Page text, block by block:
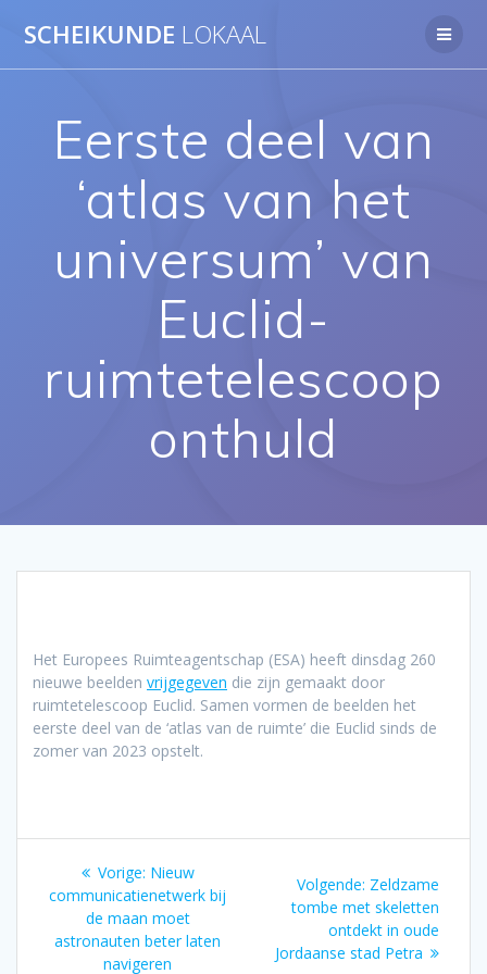
naar
SCHEIKUNDE LOKAAL
Eerste deel van
‘atlas van het
universum’ van
Euclid-
ruimtetelescoop
onthuld
Het Europees Ruimteagentschap (ESA) heeft dinsdag 260
nieuwe beelden vrijgegeven die zijn gemaakt door
ruimtetelescoop Euclid. Samen vormen de beelden het
eerste deel van de ‘atlas van de ruimte’ die Euclid sinds de
zomer van 2023 opstelt.
Bericht
navigatie
Vorige: Vorig
bericht:
Nieuw
communicatienetwerk bij
de maan moet
astronauten beter laten
navigeren
Volgende: Volgend
bericht:
Zeldzame
tombe met skeletten
ontdekt in oude
Jordaanse stad Petra